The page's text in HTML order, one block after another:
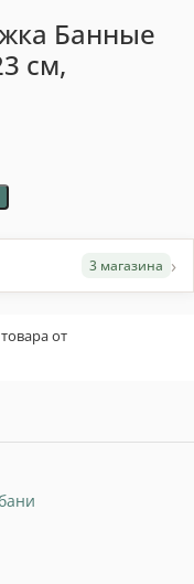
Банные
см,
3 магазина ›
от